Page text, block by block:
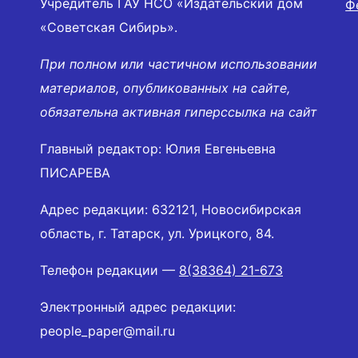
Учредитель ГАУ НСО «Издательский дом
«Советская Сибирь».
При полном или частичном использовании
материалов, опубликованных на сайте,
обязательна активная гиперссылка на сайт
Главный редактор: Юлия Евгеньевна
ПИСАРЕВА
Адрес редакции: 632121, Новосибирская
область, г. Татарск, ул. Урицкого, 84.
Телефон редакции — 8(38364) 21-673
Электронный адрес редакции:
people_paper@mail.ru